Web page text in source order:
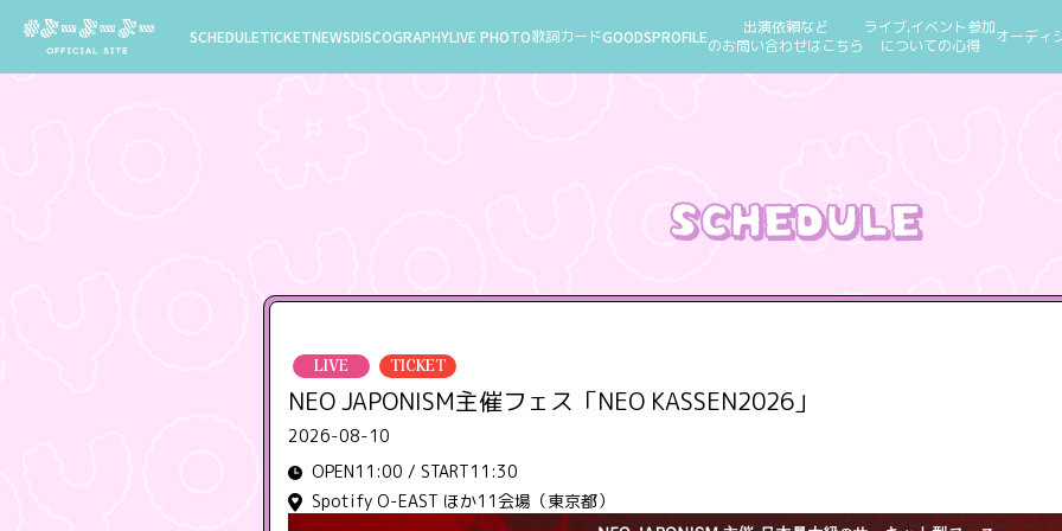
SCHEDULETICKETNEWSDISCOGRAPHYLIVE PHOTO歌詞カードGOODSPROFILE
出演依頼など
のお問い合わせはこちら
ライブ,イベント参加
についての心得
オーディ
LIVE TICKET
NEO JAPONISM主催フェス「NEO KASSEN2026」
2026-08-10
OPEN11:00 / START11:30
Spotify O-EAST ほか11会場（東京都）